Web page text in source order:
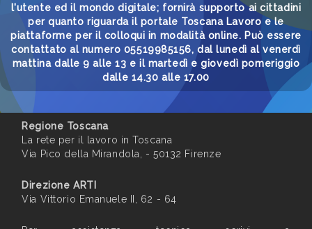
l'utente ed il mondo digitale; fornirà supporto ai cittadini
per quanto riguarda il portale Toscana Lavoro e le
piattaforme per il colloqui in modalità online. Può essere
contattato al numero 05519985156, dal lunedì al venerdì
mattina dalle 9 alle 13 e il martedì e giovedì pomeriggio
dalle 14.30 alle 17.00
Regione Toscana
La rete per il lavoro in Toscana
Via Pico della Mirandola, - 50132 Firenze
Direzione ARTI
Via Vittorio Emanuele II, 62 - 64